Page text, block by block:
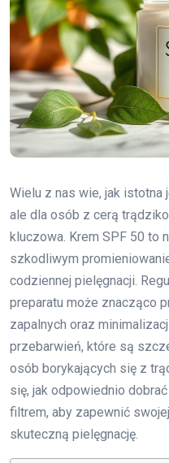
Wielu z nas wie, jak istotna
ale dla osób z cerą
kluczowa. Krem SPF 50 to
szkodliwym
codziennej pielęgnacji.
preparatu może znacząco
zapalnych oraz
przebarwień, które są
osób borykających się z
się, jak odpowiednio
filtrem, aby zapewnić
skuteczną pielęgnację.